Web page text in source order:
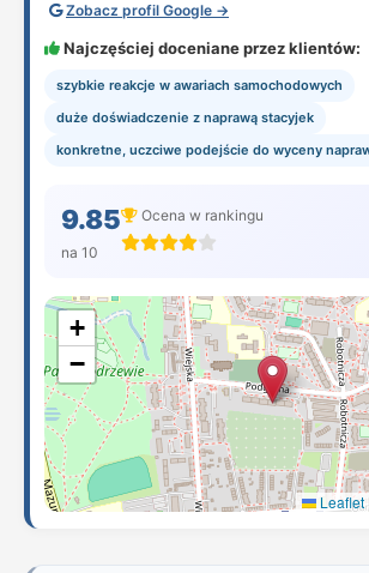
Zobacz profil Google →
Najczęściej doceniane przez klientów:
szybkie reakcje w awariach samochodowych
duże doświadczenie z naprawą stacyjek
konkretne, uczciwe podejście do wyceny
9.85
na 10
Ocena w rankingu
+
−
Leaflet